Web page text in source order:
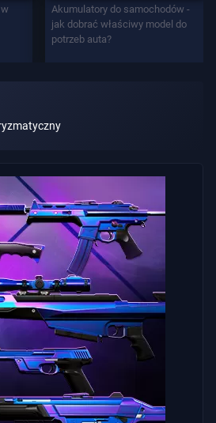
Akumulatory do samochodów -
jak dobrać właściwy model do
potrzeb auta?